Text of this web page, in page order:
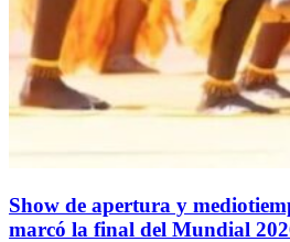
Show de apertura y
marcó la final del Mundial